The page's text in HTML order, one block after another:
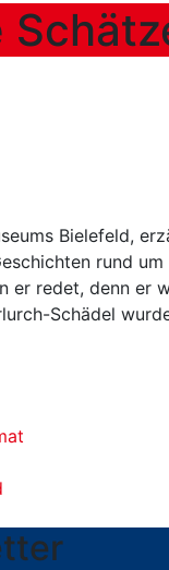
Bielefeld,
rund
er redet, denn er
Schädel